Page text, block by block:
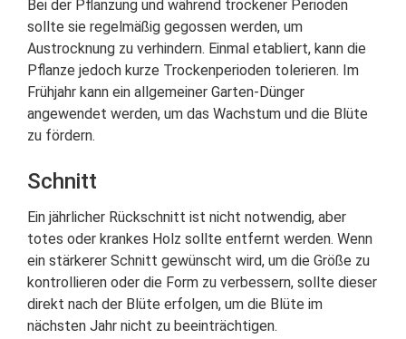
Bei der Pflanzung und während trockener Perioden
sollte sie regelmäßig gegossen werden, um
Austrocknung zu verhindern. Einmal etabliert, kann die
Pflanze jedoch kurze Trockenperioden tolerieren. Im
Frühjahr kann ein allgemeiner Garten-Dünger
angewendet werden, um das Wachstum und die Blüte
zu fördern.
Schnitt
Ein jährlicher Rückschnitt ist nicht notwendig, aber
totes oder krankes Holz sollte entfernt werden. Wenn
ein stärkerer Schnitt gewünscht wird, um die Größe zu
kontrollieren oder die Form zu verbessern, sollte dieser
direkt nach der Blüte erfolgen, um die Blüte im
nächsten Jahr nicht zu beeinträchtigen.